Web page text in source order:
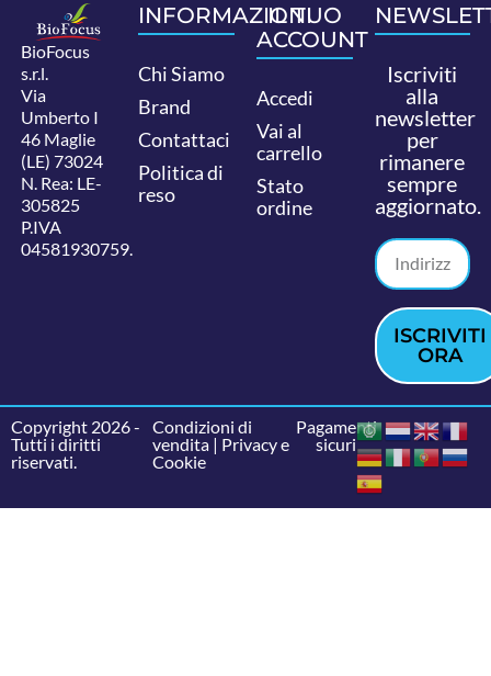
BioFocus
s.r.l.
Via
Umberto I
46 Maglie
(LE) 73024
N. Rea: LE-
305825
P.IVA
04581930759.
INFORMAZIONI
Chi Siamo
Brand
Contattaci
Politica di
reso
IL TUO
ACCOUNT
Accedi
Vai al
carrello
Stato
ordine
Iscriviti
alla
newsletter
per
rimanere
sempre
aggiornato.
ISCRIVITI
ORA
Copyright 2026 -
Tutti i diritti
riservati.
Condizioni di
vendita| Privacy e
Cookie
Pagamenti
sicuri